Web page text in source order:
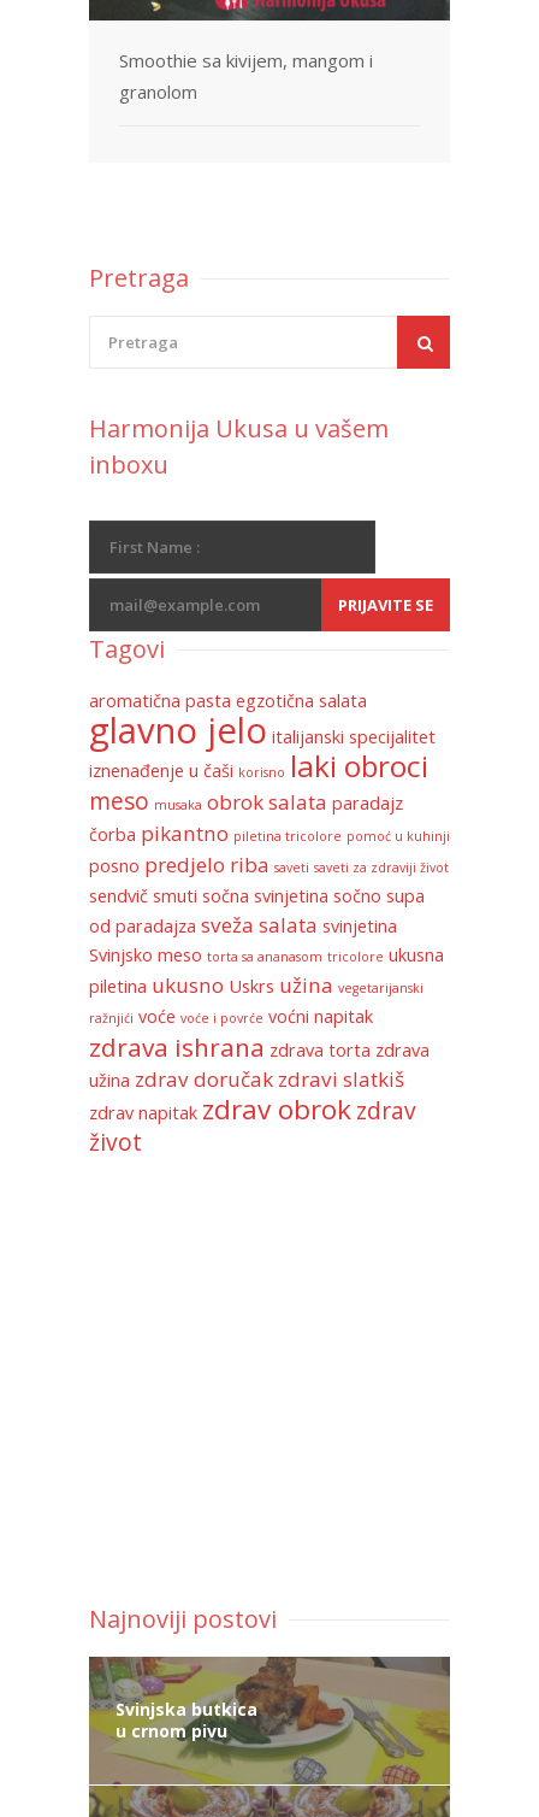
Smoothie sa kivijem, mangom i
granolom
Pretraga
Harmonija Ukusa u vašem
inboxu
Tagovi
aromatična pasta egzotična salata
glavno jelo italijanski specijalitet
iznenađenje u čaši korisno laki obroci
meso musaka obrok salata paradajz
čorba pikantno piletina tricolore pomoć u kuhinji
posno predjelo riba saveti saveti za zdraviji život
sendvič smuti sočna svinjetina sočno supa
od paradajza sveža salata svinjetina
Svinjsko meso torta sa ananasom tricolore ukusna
piletina ukusno Uskrs užina vegetarijanski
ražnjići voće voće i povrće voćni napitak
zdrava ishrana zdrava torta zdrava
užina zdrav doručak zdravi slatkiš
zdrav napitak zdrav obrokzdrav
život
Najnoviji postovi
Svinjska butkica
u crnom pivu